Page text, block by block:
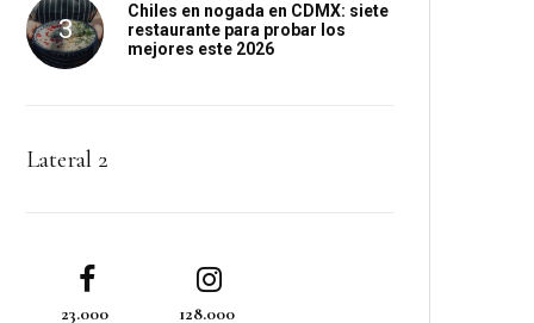
Chiles en nogada en CDMX: siete
restaurante para probar los
mejores este 2026
Lateral 2
23.000 128.000